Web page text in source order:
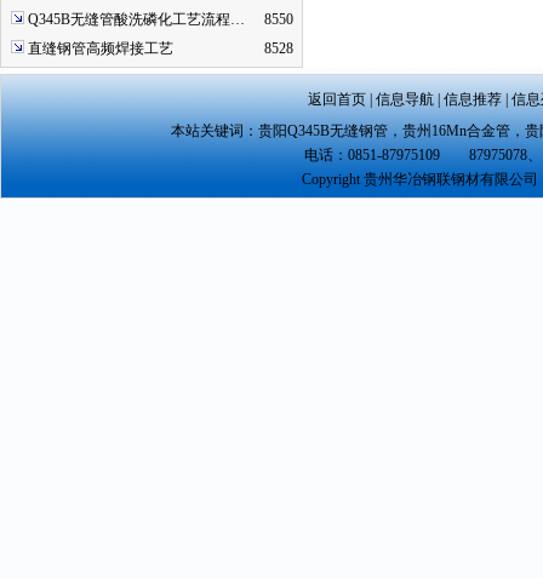
Q345B无缝管酸洗磷化工艺流程…
8550
直缝钢管高频焊接工艺
8528
返回首页 信息导航 信息推荐 信
本站关键词： 贵阳Q345B无缝钢管 ， 贵州16Mn合金管 ， 贵
电话：0851-87975109 87975078、
Copyright 贵州华冶钢联钢材有限公